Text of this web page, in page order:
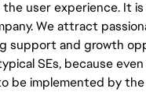
the user experience. It
We attract
support and growth
SEs, because
be implemented by the